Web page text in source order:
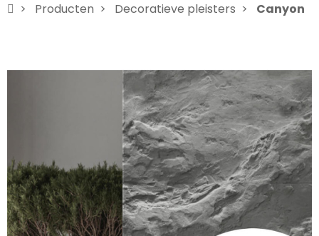
Producten Decoratieve pleisters Canyon